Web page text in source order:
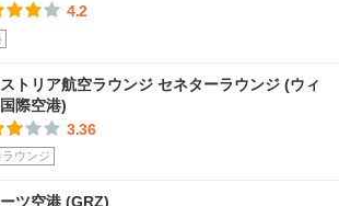
4.2
トリア航空ラウンジ セネターラウンジ (ウィ
際空港)
3.36
ラウンジ
ツ空港 (GRZ)